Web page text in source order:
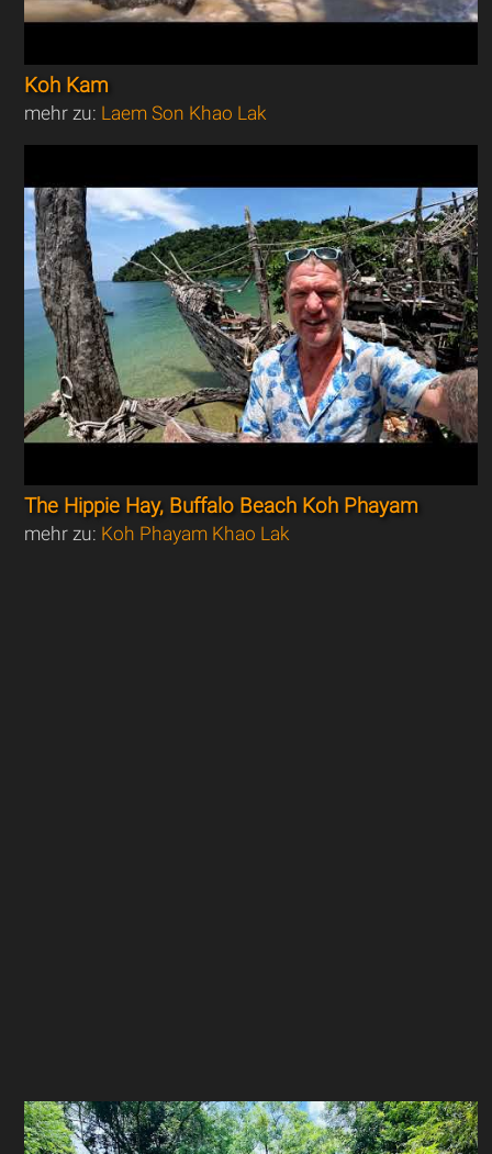
Koh Kam
mehr zu: Laem Son Khao Lak
The Hippie Hay, Buffalo Beach Koh Phayam
mehr zu: Koh Phayam Khao Lak